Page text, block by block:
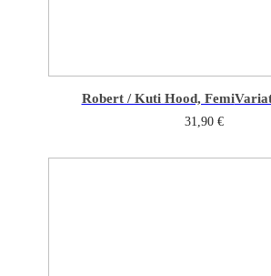
Robert / Kuti Hood, Femi
31,90 €